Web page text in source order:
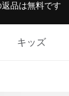
品は無料です
キッズ